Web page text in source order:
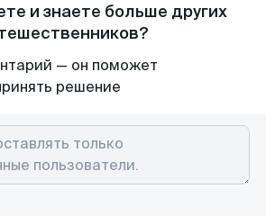
и знаете больше других
— он поможет
решение